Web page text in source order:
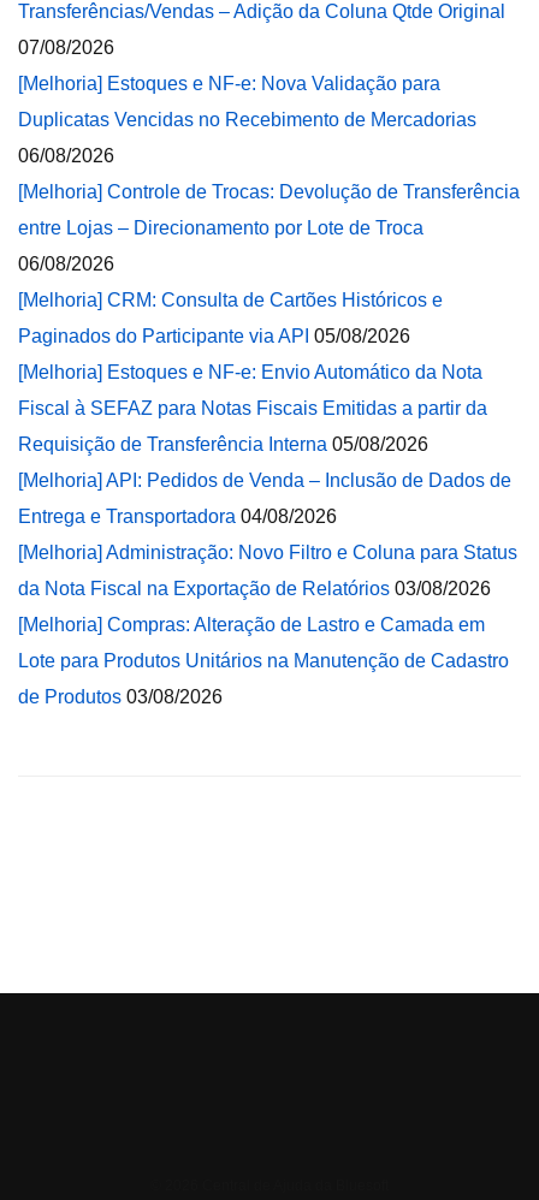
Transferências/Vendas – Adição da Coluna Qtde Original
07/08/2026
[Melhoria] Estoques e NF-e: Nova Validação para
Duplicatas Vencidas no Recebimento de Mercadorias
06/08/2026
[Melhoria] Controle de Trocas: Devolução de Transferência
entre Lojas – Direcionamento por Lote de Troca
06/08/2026
[Melhoria] CRM: Consulta de Cartões Históricos e
Paginados do Participante via API 05/08/2026
[Melhoria] Estoques e NF-e: Envio Automático da Nota
Fiscal à SEFAZ para Notas Fiscais Emitidas a partir da
Requisição de Transferência Interna 05/08/2026
[Melhoria] API: Pedidos de Venda – Inclusão de Dados de
Entrega e Transportadora 04/08/2026
[Melhoria] Administração: Novo Filtro e Coluna para Status
da Nota Fiscal na Exportação de Relatórios 03/08/2026
[Melhoria] Compras: Alteração de Lastro e Camada em
Lote para Produtos Unitários na Manutenção de Cadastro
de Produtos 03/08/2026